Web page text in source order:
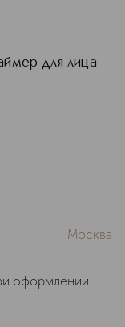
для лица
Москва
оформлении